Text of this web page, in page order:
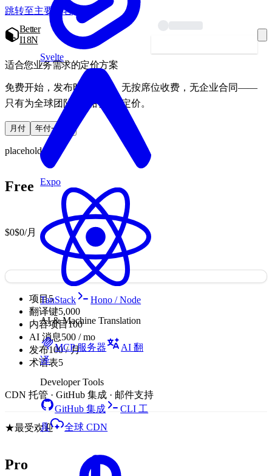
跳转至主要内容
Better
I18N
Svelte
Expo
TanStack
Hono / Node
AI & Machine Translation
MCP 服务器
AI 翻
译
Developer Tools
GitHub 集成
CLI 工
具
全球 CDN
适合您业务需求的定价方案
免费开始，发布时再扩展。无按席位收费，无企业合同——
只有为全球团队打造的透明定价。
月付 年付−20%
placeholder
Free
$0$0/月
项目5
翻译键5,000
内容项目100
AI 消息500 / mo
发布100 / 月
术语表5
CDN 托管 · GitHub 集成 · 邮件支持
★最受欢迎
Pro